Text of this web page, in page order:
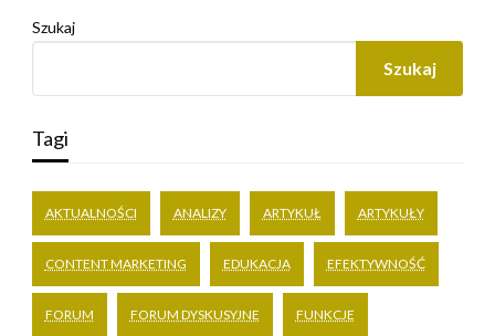
Szukaj
Szukaj
Tagi
AKTUALNOŚCI ANALIZY ARTYKUŁ ARTYKUŁY
CONTENT MARKETING EDUKACJA EFEKTYWNOŚĆ
FORUM FORUM DYSKUSYJNE FUNKCJE